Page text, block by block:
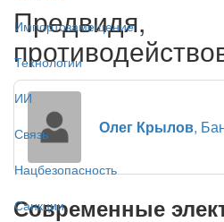
Импортозамещение
Технологии
ИИ
Связь
Нацбезопасность
Санкции
Предвидя,
Олег Крылов,
Современные